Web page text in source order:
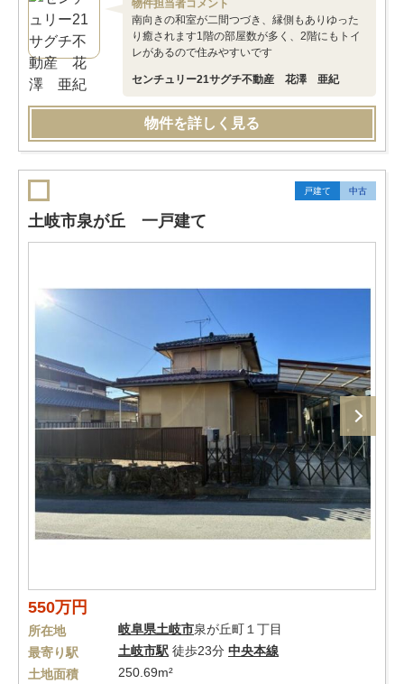
物件担当者コメント
南向きの和室が二間つづき、縁側もありゆった
り癒されます1階の部屋数が多く、2階にもトイ
レがあるので住みやすいです
センチュリー21サグチ不動産 花澤 亜紀
物件を詳しく見る
戸建て 中古
土岐市泉が丘 一戸建て
550万円
所在地 岐阜県土岐市泉が丘町１丁目
最寄り駅
土岐市駅 徒歩23分 中央本線
土地面積
250.69m²